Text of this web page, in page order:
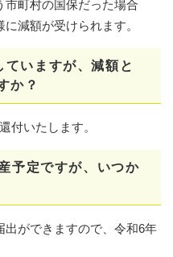
市町村の国保だった場合
減額が受けられます。
いますが、減額と
か？
いたします。
予定ですが、いつか
ができますので、令和6年